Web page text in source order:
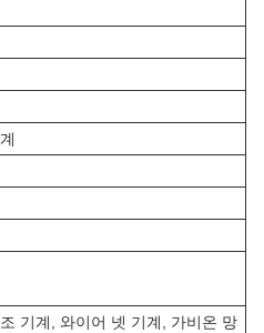
기계, 와이어 넷 기계, 가비온 망